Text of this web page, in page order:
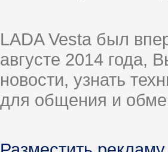
LADA Vesta был
августе 2014 года,
новости, узнать
для общения и